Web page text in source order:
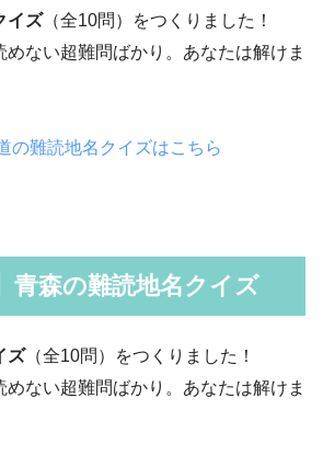
イズ（全10問）をつくりました！
ない超難問ばかり。あなたは解けま
の難読地名クイズはこちら
青森の難読地名クイズ
ズ（全10問）をつくりました！
ない超難問ばかり。あなたは解けま